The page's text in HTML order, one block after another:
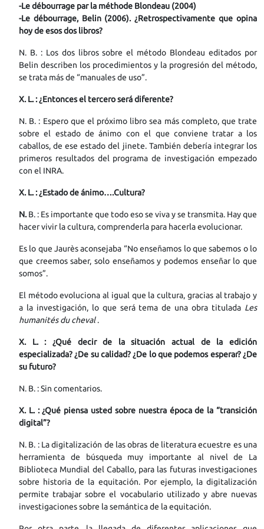
-Le débourrage par la méthode Blondeau (2004)
-Le débourrage, Belin (2006). ¿Retrospectivamente que opina
hoy de esos dos libros?
N. B. : Los dos libros sobre el método Blondeau editados por
Belin describen los procedimientos y la progresión del método,
se trata más de “manuales de uso”.
X. L. : ¿Entonces el tercero será diferente?
N. B. : Espero que el próximo libro sea más completo, que trate
sobre el estado de ánimo con el que conviene tratar a los
caballos, de ese estado del jinete. También debería integrar los
primeros resultados del programa de investigación empezado
con el INRA.
X. L. : ¿Estado de ánimo….Cultura?
N. B. : Es importante que todo eso se viva y se transmita. Hay que
hacer vivir la cultura, comprenderla para hacerla evolucionar.
Es lo que Jaurès aconsejaba “No enseñamos lo que sabemos o lo
que creemos saber, solo enseñamos y podemos enseñar lo que
somos”.
El método evoluciona al igual que la cultura, gracias al trabajo y
a la investigación, lo que será tema de una obra titulada Les
humanités du cheval.
X. L. : ¿Qué decir de la situación actual de la edición
especializada? ¿De su calidad? ¿De lo que podemos esperar? ¿De
su futuro?
N. B. : Sin comentarios.
X. L. : ¿Qué piensa usted sobre nuestra época de la “transición
digital”?
N. B. : La digitalización de las obras de literatura ecuestre es una
herramienta de búsqueda muy importante al nivel de La
Biblioteca Mundial del Caballo, para las futuras investigaciones
sobre historia de la equitación. Por ejemplo, la digitalización
permite trabajar sobre el vocabulario utilizado y abre nuevas
investigaciones sobre la semántica de la equitación.